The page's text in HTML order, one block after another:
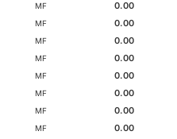
MF
0.00
MF
0.00
MF
0.00
MF
0.00
MF
0.00
MF
0.00
MF
0.00
MF
0.00